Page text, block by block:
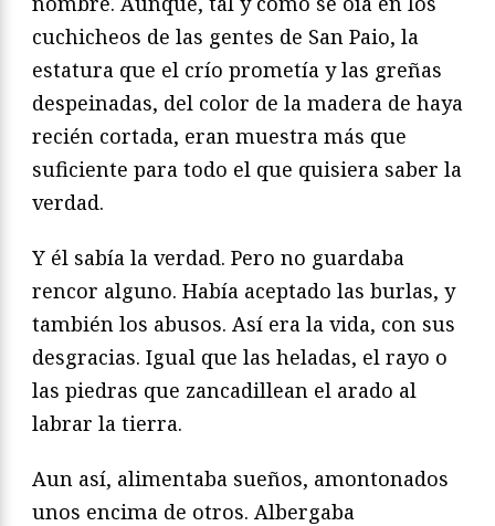
cuchicheos de las gentes de San Paio, la
estatura que el crío prometía y las greñas
despeinadas, del color de la madera de haya
recién cortada, eran muestra más que
suficiente para todo el que quisiera saber la
verdad.
Y él sabía la verdad. Pero no guardaba
rencor alguno. Había aceptado las burlas, y
también los abusos. Así era la vida, con sus
desgracias. Igual que las heladas, el rayo o
las piedras que zancadillean el arado al
labrar la tierra.
Aun así, alimentaba sueños, amontonados
unos encima de otros. Albergaba